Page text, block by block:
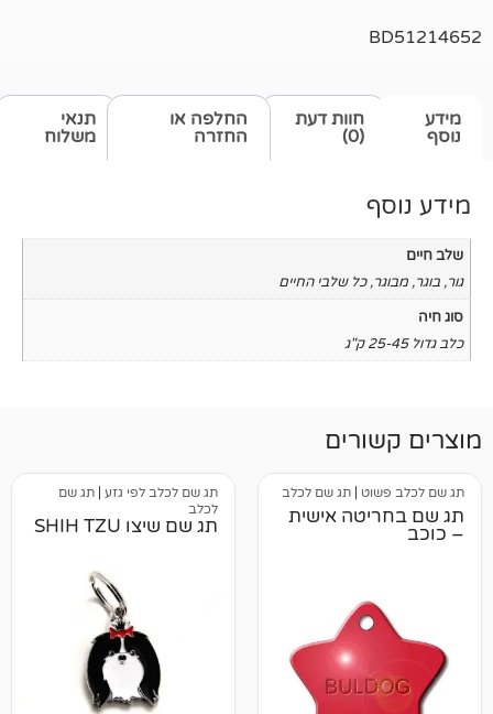
תנאי
משלוח
חוות דעת
החלפה או
החזרה
כל שלבי החיים
תג שם לכלב
אישית
תג שם לכלב לפי גזע |תג שם
לכלב
תג שם שיצו SHIH TZU